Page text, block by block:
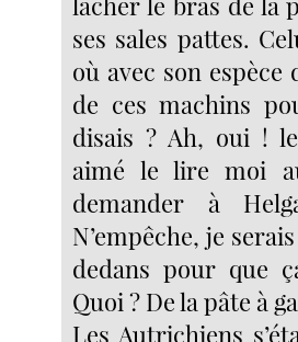
ses sales pattes.
où avec son
de ces machins
disais ? Ah, oui !
aimé le lire moi
demander à
N’empêche, je
dedans pour que
Quoi ? De la pâte à
Les Autrichiens